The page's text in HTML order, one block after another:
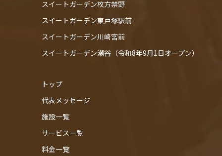
スイートガーデン枚方禁野
スイートガーデン東戸塚駅前
スイートガーデン川崎宮前
スイートガーデン瀬谷（令和8年9月1日オープン）
トップ
代表メッセージ
施設一覧
サービス一覧
料金一覧